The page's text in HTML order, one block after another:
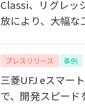
Classi、リグレッ
放により、大幅
プレスリリース 事例
三菱UFJ eスマー
で、開発スピー